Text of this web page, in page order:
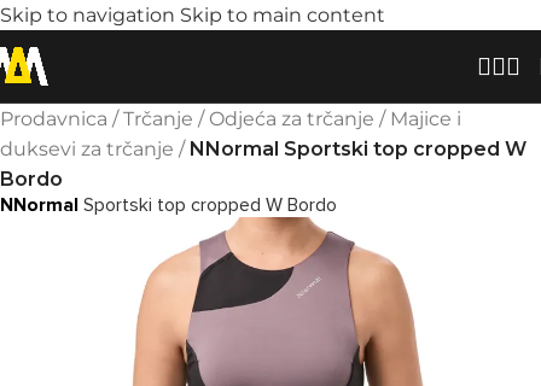
Skip to navigation Skip to main content
Prodavnica /Trčanje / Odjeća za trčanje / Majice i
duksevi za trčanje / NNormal Sportski top cropped W
Bordo
NNormal Sportski top cropped W Bordo